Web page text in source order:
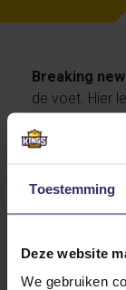
Toestemming
Deze website
We gebruiken
Breaking
de voet. Hier
persoonlijke